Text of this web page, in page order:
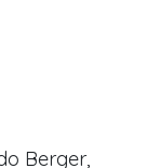
Berger,